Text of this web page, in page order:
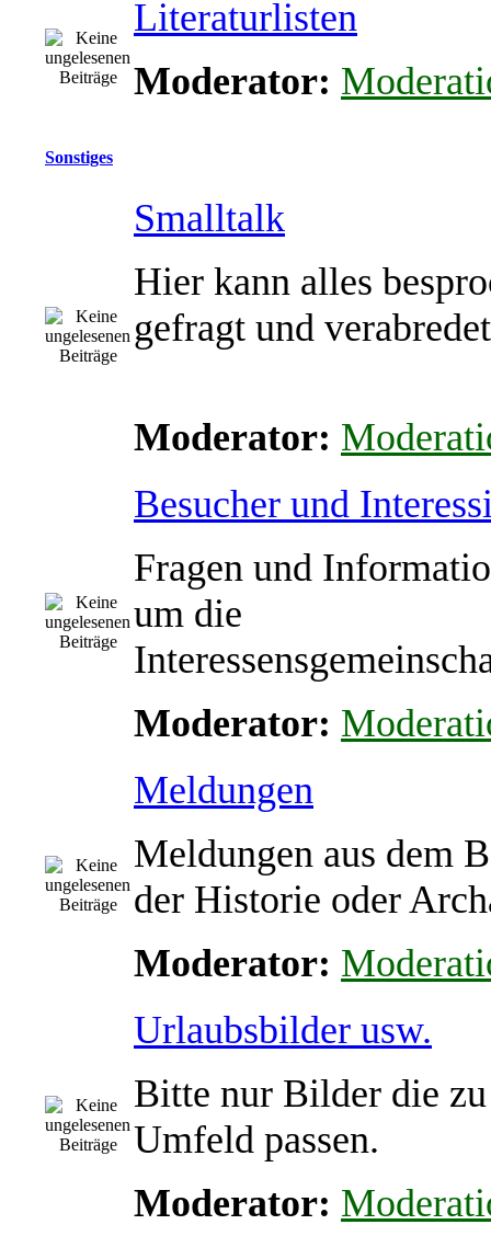
Literaturlisten
Moderator:
Sonstiges
Smalltalk
Hier kann alles
gefragt und
Moderator:
Besucher und
Fragen und
um die
Moderator:
Meldungen
Meldungen aus dem
der Historie oder
Moderator:
Urlaubsbilder usw.
Bitte nur Bilder die zu
Umfeld passen.
Moderator: